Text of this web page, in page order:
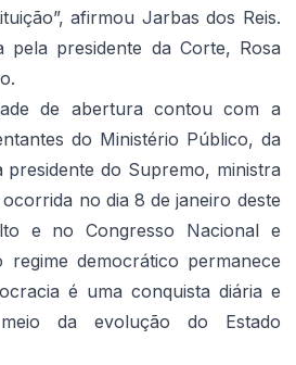
afirmou Jarbas dos Reis.
presidente da Corte, Rosa
de abertura contou com a
do Ministério Público, da
do Supremo, ministra
no dia 8 de janeiro deste
e no Congresso Nacional e
democrático permanece
é uma conquista diária e
da evolução do Estado